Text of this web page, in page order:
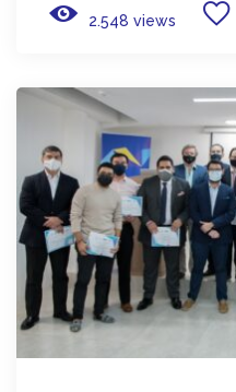
2.548 views